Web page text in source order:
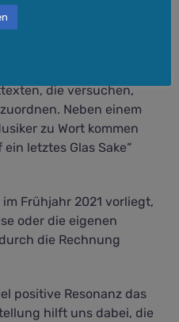
die versuchen,
Neben einem
zu Wort kommen
letztes Glas Sake“
Frühjahr 2021 vorliegt,
oder die eigenen
die Rechnung
positive Resonanz das
hilft uns dabei, die